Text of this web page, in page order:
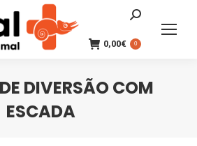
Search:
0,00€ 0
DIVERSÃO COM
ESCADA